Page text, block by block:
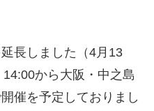
長しました（4月13
から大阪・中之島
催を予定しておりまし